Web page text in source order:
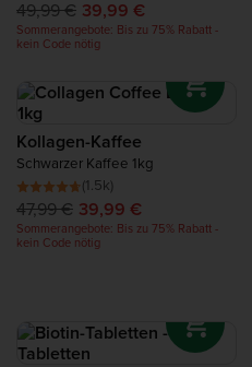
49,99 € 39,99 €
Sommerangebote: Bis zu 75% Rabatt -
kein Code nötig
Kollagen-Kaffee
Schwarzer Kaffee 1kg
(1.5k)
47,99 € 39,99 €
Sommerangebote: Bis zu 75% Rabatt -
kein Code nötig